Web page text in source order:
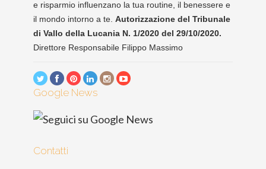
e risparmio influenzano la tua routine, il benessere e
il mondo intorno a te. Autorizzazione del Tribunale
di Vallo della Lucania N. 1/2020 del 29/10/2020.
Direttore Responsabile Filippo Massimo
Google News
Contatti